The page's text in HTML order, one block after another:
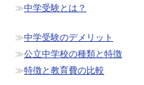
中学受験とは？
中学受験のデメリット
公立中学校の種類と特徴
特徴と教育費の比較